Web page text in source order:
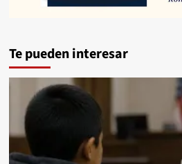
Te pueden interesar